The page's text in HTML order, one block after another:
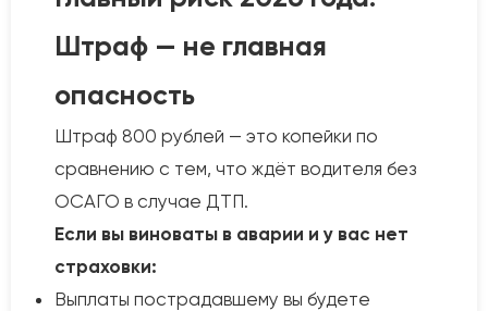
Штраф — не главная
опасность
Штраф 800 рублей — это копейки по
сравнению с тем, что ждёт водителя без
ОСАГО в случае ДТП.
Если вы виноваты в аварии и у вас нет
страховки:
Выплаты пострадавшему вы будете